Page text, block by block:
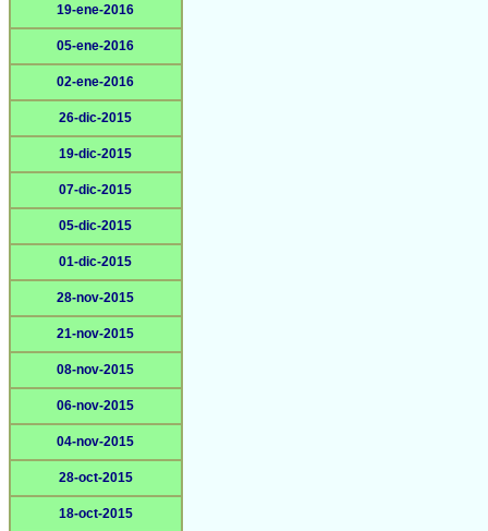
19-ene-2016
05-ene-2016
02-ene-2016
26-dic-2015
19-dic-2015
07-dic-2015
05-dic-2015
01-dic-2015
28-nov-2015
21-nov-2015
08-nov-2015
06-nov-2015
04-nov-2015
28-oct-2015
18-oct-2015